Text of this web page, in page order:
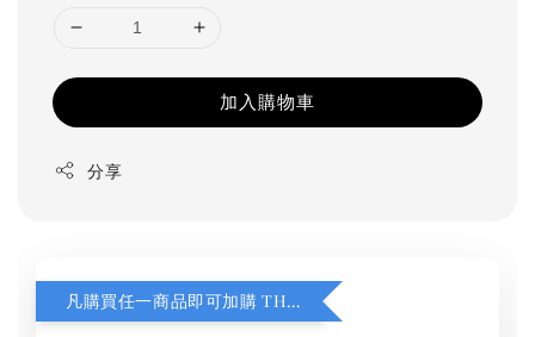
加入購物車
分享
凡購買任一商品即可加購 THT 九週年 同一片天空 無框畫 30 x 30 cm 附掛勾 (黑膠封面大小）